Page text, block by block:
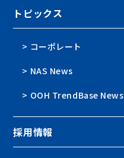
トピックス
> コーポレート
> NAS News
> OOH TrendBase News
採用情報